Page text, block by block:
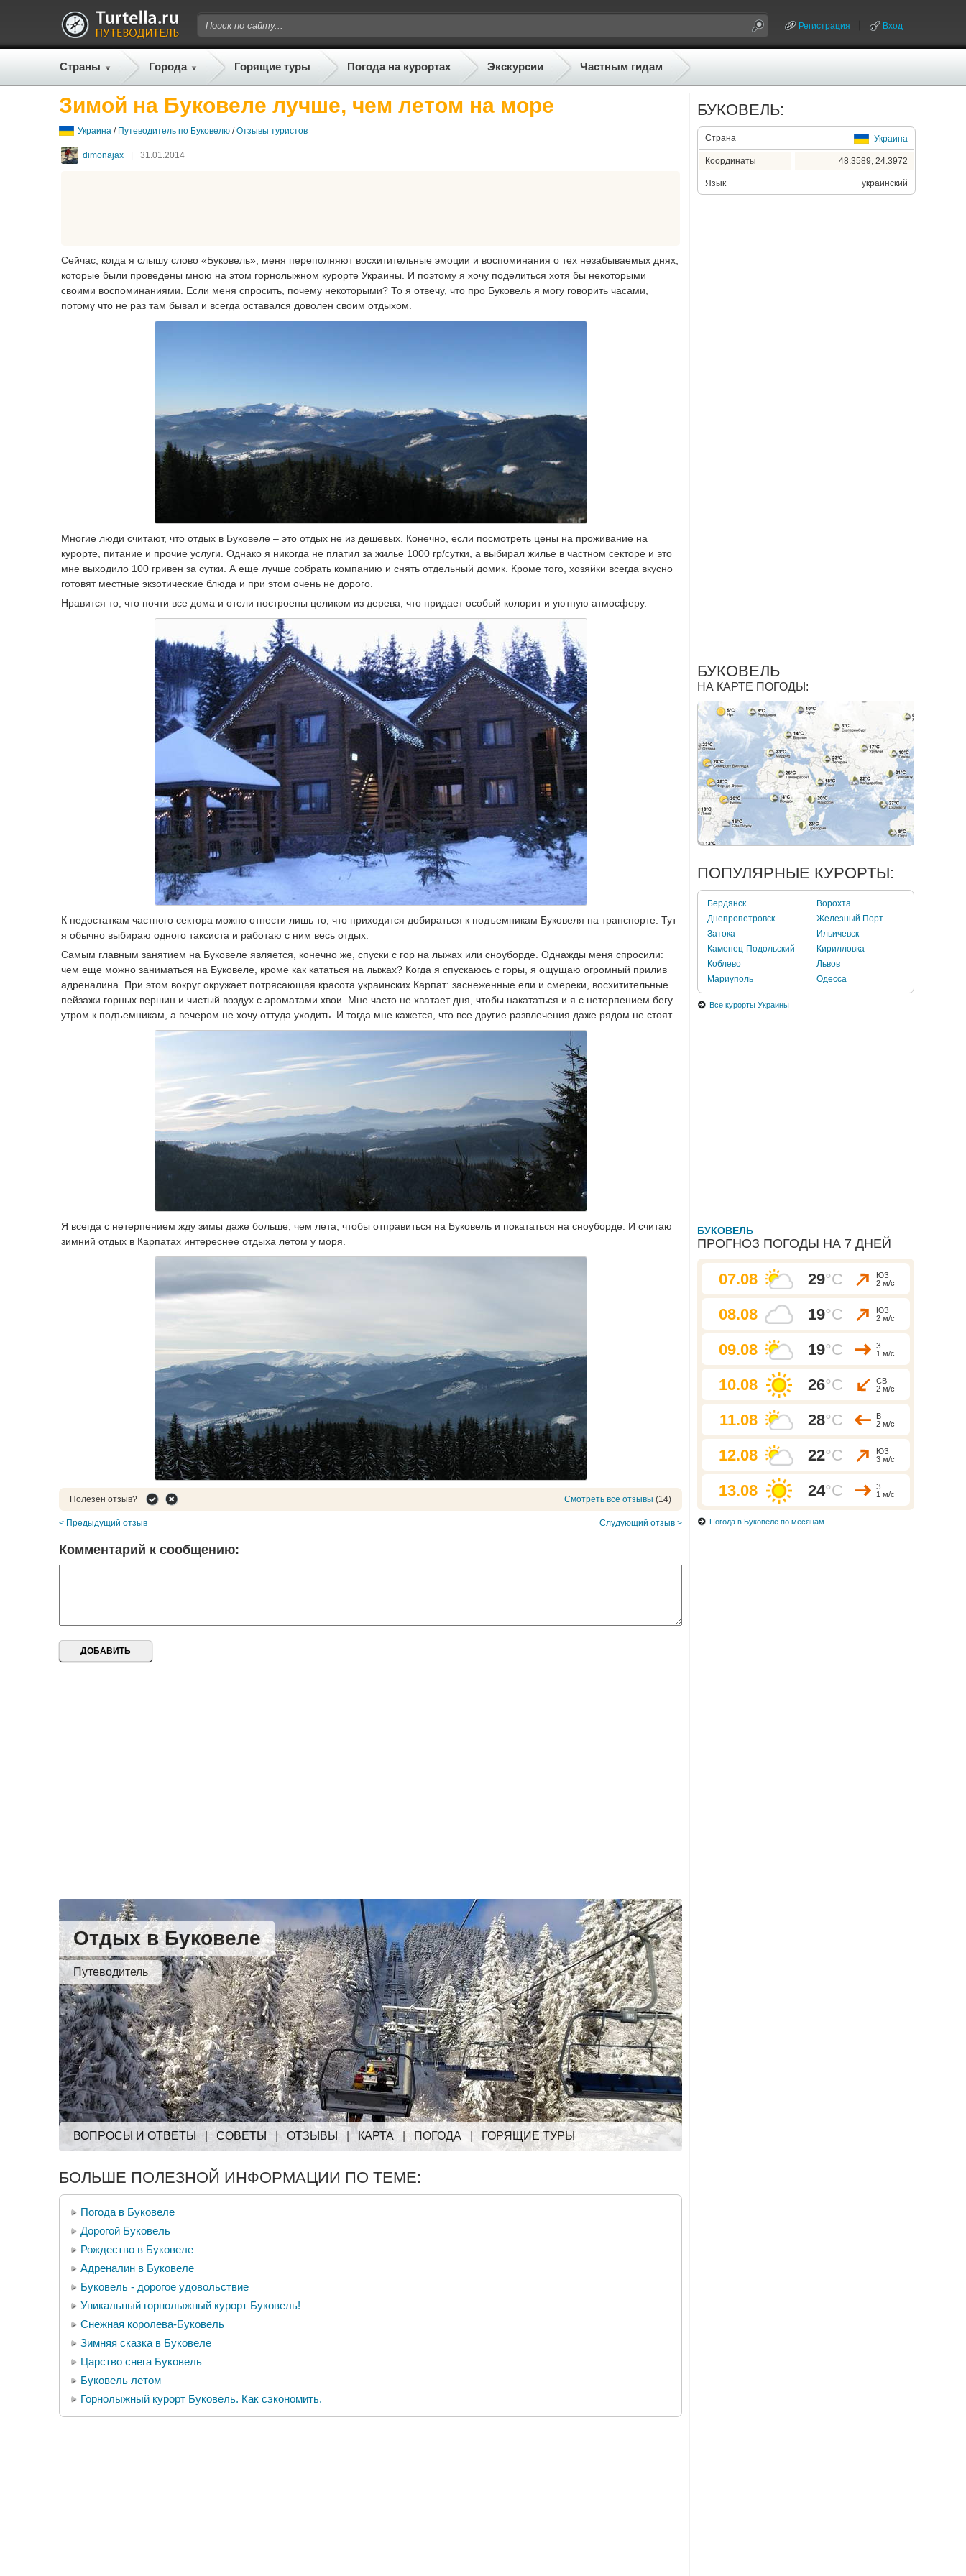
Регистрация Вход
Страны Города Горящие туры Погода на курортах Экскурсии Частным гидам
Зимой на Буковеле лучше, чем летом на море
Украина / Путеводитель по Буковелю /Отзывы туристов
dimonajax | 31.01.2014
Сейчас, когда я слышу слово «Буковель», меня переполняют восхитительные эмоции и воспоминания о тех незабываемых днях,
которые были проведены мною на этом горнолыжном курорте Украины. И поэтому я хочу поделиться хотя бы некоторыми
своими воспоминаниями. Если меня спросить, почему некоторыми? То я отвечу, что про Буковель я могу говорить часами,
потому что не раз там бывал и всегда оставался доволен своим отдыхом.
Многие люди считают, что отдых в Буковеле – это отдых не из дешевых. Конечно, если посмотреть цены на проживание на
курорте, питание и прочие услуги. Однако я никогда не платил за жилье 1000 гр/сутки, а выбирал жилье в частном секторе и это
мне выходило 100 гривен за сутки. А еще лучше собрать компанию и снять отдельный домик. Кроме того, хозяйки всегда вкусно
готовят местные экзотические блюда и при этом очень не дорого.
Нравится то, что почти все дома и отели построены целиком из дерева, что придает особый колорит и уютную атмосферу.
К недостаткам частного сектора можно отнести лишь то, что приходится добираться к подъемникам Буковеля на транспорте. Тут
я обычно выбираю одного таксиста и работаю с ним весь отдых.
Самым главным занятием на Буковеле является, конечно же, спуски с гор на лыжах или сноуборде. Однажды меня спросили:
чем еще можно заниматься на Буковеле, кроме как кататься на лыжах? Когда я спускаюсь с горы, я ощущаю огромный прилив
адреналина. При этом вокруг окружает потрясающая красота украинских Карпат: заснеженные ели и смереки, восхитительные
пейзажи горных вершин и чистый воздух с ароматами хвои. Мне часто не хватает дня, чтобы накататься и я с нетерпением бегу
утром к подъемникам, а вечером не хочу оттуда уходить. И тогда мне кажется, что все другие развлечения даже рядом не стоят.
Я всегда с нетерпением жду зимы даже больше, чем лета, чтобы отправиться на Буковель и покататься на сноуборде. И считаю
зимний отдых в Карпатах интереснее отдыха летом у моря.
Полезен отзыв? Смотреть все отзывы (14)
< Предыдущий отзыв Слудующий отзыв >
Комментарий к сообщению:
Отдых в Буковеле
Путеводитель
ВОПРОСЫ И ОТВЕТЫ | СОВЕТЫ | ОТЗЫВЫ |КАРТА | ПОГОДА ГОРЯЩИЕ ТУРЫ
БОЛЬШЕ ПОЛЕЗНОЙ ИНФОРМАЦИИ ПО ТЕМЕ:
Погода в Буковеле
Дорогой Буковель
Рождество в Буковеле
Адреналин в Буковеле
Буковель - дорогое удовольствие
Уникальный горнолыжный курорт Буковель!
Снежная королева-Буковель
Зимняя сказка в Буковеле
Царство снега Буковель
Буковель летом
Горнолыжный курорт Буковель. Как сэкономить.
БУКОВЕЛЬ:
Страна Украина
Координаты 48.3589, 24.3972
Язык украинский
БУКОВЕЛЬ
НА КАРТЕ ПОГОДЫ:
ПОПУЛЯРНЫЕ КУРОРТЫ:
Бердянск
Ворохта
Днепропетровск
Железный Порт
Затока
Ильичевск
Каменец-Подольский
Кирилловка
Коблево
Львов
Мариуполь
Одесса
Все курорты Украины
БУКОВЕЛЬ
ПРОГНОЗ ПОГОДЫ НА 7 ДНЕЙ
07.08 29°C
ЮЗ
2 м/с
08.08 19°C
ЮЗ
2 м/с
09.08 19°C
З
1 м/с
10.08 26°C
СВ
2 м/с
11.08 28°C
В
2 м/с
12.08 22°C
ЮЗ
3 м/с
13.08 24°C
З
1 м/с
Погода в Буковеле по месяцам